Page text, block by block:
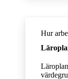
Hur